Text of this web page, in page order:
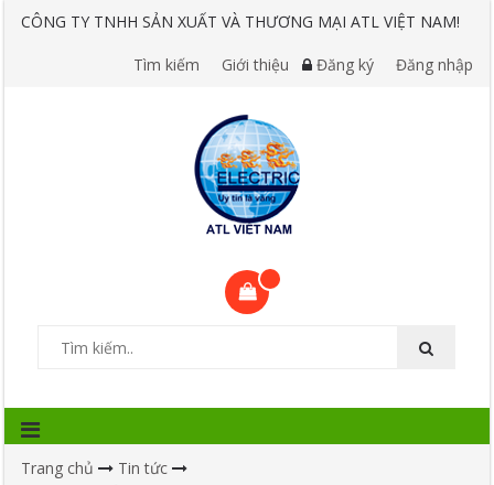
CÔNG TY TNHH SẢN XUẤT VÀ THƯƠNG MẠI ATL VIỆT NAM!
Tìm kiếm Giới thiệu Đăng ký Đăng nhập
Trang chủ
Tin tức